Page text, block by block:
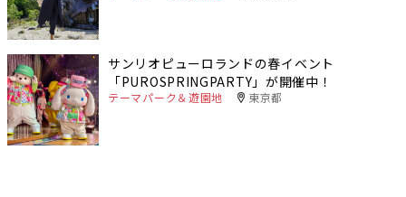
サンリオピューロランドの春イベント
「PUROSPRINGPARTY」が開催中！
テーマパーク＆遊園地 東京都